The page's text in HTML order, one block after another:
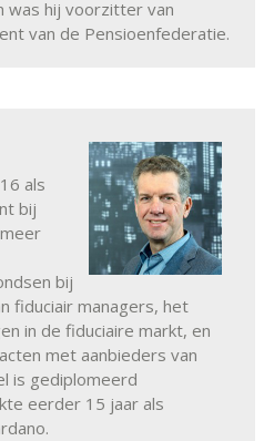
was hij voorzitter van
van de Pensioenfederatie.
als
bij
bij
fiduciair managers, het
in de fiduciaire markt, en
met aanbieders van
is gediplomeerd
eerder 15 jaar als